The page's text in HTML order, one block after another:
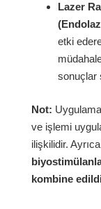
Lazer
etki
sonuçlar
Not:
ve işlemi
ilişkilidir.
kombine